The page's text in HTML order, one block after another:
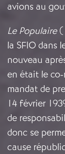
avions au
Le Populaire
la SFIO dans
nouveau
en était le
mandat de
14 février
de
donc se
cause